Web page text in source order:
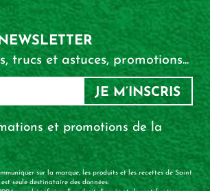
trucs et astuces, promotions...
JE M’INSCRIS
et promotions de la
sur la marque, les produits et les recettes de Saint
seule destinataire des données.